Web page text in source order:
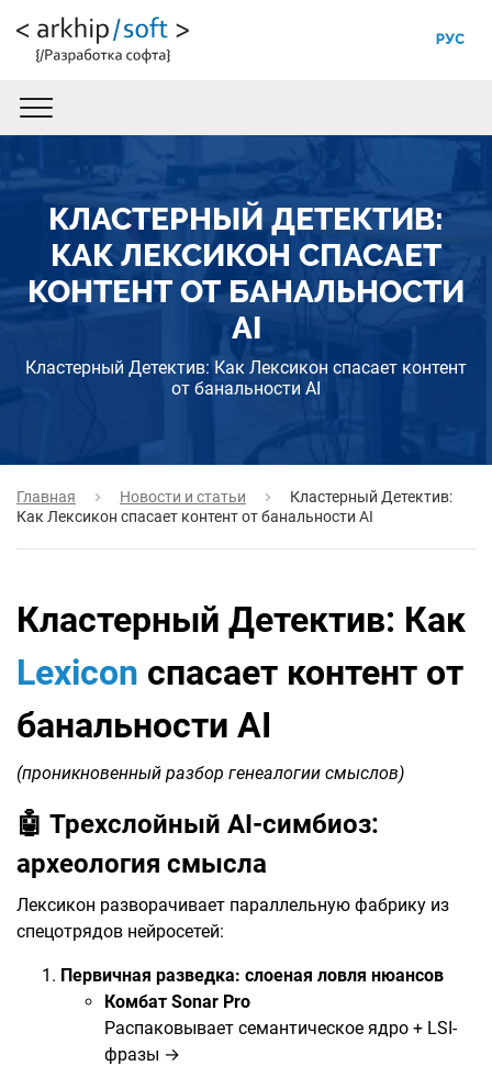
РУС
КЛАСТЕРНЫЙ ДЕТЕКТИВ:
КАК ЛЕКСИКОН СПАСАЕТ
КОНТЕНТ ОТ БАНАЛЬНОСТИ
AI
Кластерный Детектив: Как Лексикон спасает контент
от банальности AI
Главная Новости и статьи
Кластерный Детектив:
Как Лексикон спасает контент от банальности AI
Кластерный Детектив: Как
Lexicon спасает контент от
банальности AI
(проникновенный разбор генеалогии смыслов)
🤖 Трехслойный AI-симбиоз:
археология смысла
Лексикон разворачивает параллельную фабрику из
спецотрядов нейросетей:
Первичная разведка: слоеная ловля нюансов
Комбат Sonar Pro
Распаковывает семантическое ядро + LSI-
фразы →